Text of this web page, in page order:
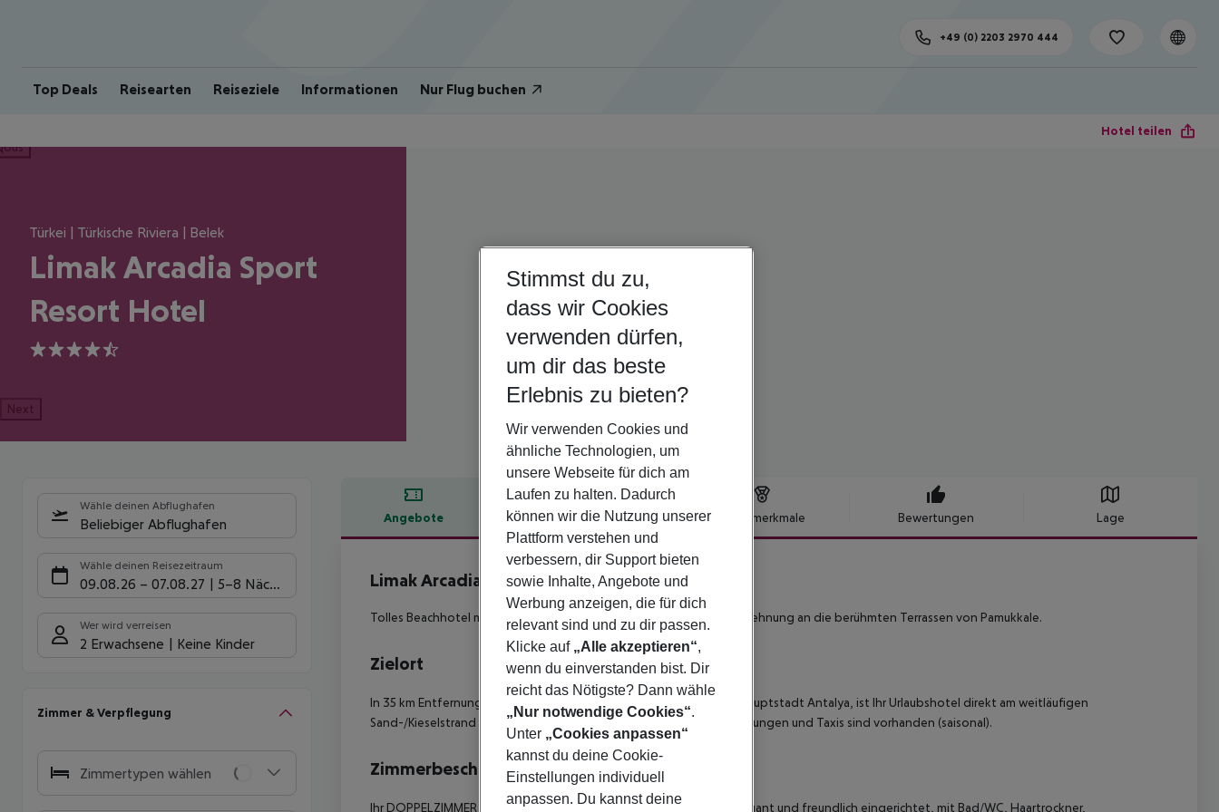
Top Deals Reisearten Reiseziele Informationen Nur Flug buchen
+49 (0) 2203 2970 444
Hotel teilen
Türkei | Türkische Riviera | Belek
Limak Arcadia Sport
Resort Hotel
4.5
Next
Wähle deinen Abflughafen
Beliebiger Abflughafen
Wähle deinen Reisezeitraum
09.08.26 – 07.08.27 5-8 Nächte
Wer wird verreisen
2 Erwachsene Keine Kinder
Zimmer & Verpflegung
Zimmertypen wählen
Angebote Hotelbeschreibung Hotelmerkmale Bewertungen Lage
Hotelbeschreibung
Limak Arcadia Sport Resort Hotel
4.5
Tolles Beachhotel mit fantasievoller Swimmingpoollandschaft in Anlehnung an die berühmten Terrassen von Pamukkale.
Zielort
In 35 km Entfernung vom Flughafen und ca. 40 km von der Provinzhauptstadt Antalya, ist Ihr Urlaubshotel direkt am weitläufigen
Sand-/Kieselstrand von Belek gelegen. Öffentliche Minibus-Verbindungen und Taxis sind vorhanden (saisonal).
Zimmerbeschreibung
Ihr DOPPELZIMMER im Haupthaus oder den Nebengebäuden ist elegant und freundlich eingerichtet, mit Bad/WC, Haartrockner,
Stimmst du zu,
dass wir Cookies
verwenden dürfen,
um dir das beste
Erlebnis zu bieten?
Wir verwenden Cookies und
ähnliche Technologien, um
unsere Webseite für dich am
Laufen zu halten. Dadurch
können wir die Nutzung unserer
Plattform verstehen und
verbessern, dir Support bieten
sowie Inhalte, Angebote und
Werbung anzeigen, die für dich
relevant sind und zu dir passen.
Klicke auf „Alle akzeptieren“,
wenn du einverstanden bist. Dir
reicht das Nötigste? Dann wähle
„Nur notwendige Cookies“.
Unter „Cookies anpassen“
kannst du deine Cookie-
Einstellungen individuell
anpassen. Du kannst deine